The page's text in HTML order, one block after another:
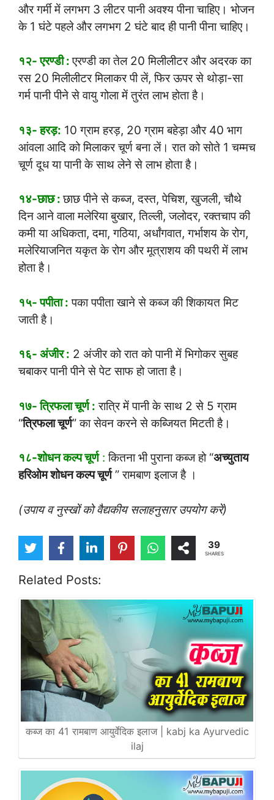
और गर्मी में लगभग 3 लीटर पानी अवश्य पीना चाहिए। भोजन
के 1 घंटे पहले और लगभग 2 घंटे बाद ही पानी पीना चाहिए।
१२- एरण्डी : एरण्डी का तेल 20 मिलीलीटर और अदरक का
रस 20 मिलीलीटर मिलाकर पी लें, फिर ऊपर से थोड़ा-सा
गर्म पानी पीने से वायु गोला में तुरंत लाभ होता है।
१३- हरड़: 10 ग्राम हरड़, 20 ग्राम बहेड़ा और 40 भाग
आंवला आदि को मिलाकर चूर्ण बना लें। रात को सोते 1 चम्मच
चूर्ण दूध या पानी के साथ लेने से लाभ होता है।
१४-छाछ : छाछ पीने से कब्ज, दस्त, पेचिश, खुजली, चौथे
दिन आने वाला मलेरिया बुखार, तिल्ली, जलोदर, रक्तचाप की
कमी या अधिकता, दमा, गठिया, अर्धांगवात, गर्भाशय के रोग,
मलेरियाजनित यकृत के रोग और मूत्राशय की पथरी में लाभ
होता है।
१५- पपीता : पका पपीता खाने से कब्ज की शिकायत मिट
जाती है।
१६- अंजीर : 2 अंजीर को रात को पानी में भिगोकर सुबह
चबाकर पानी पीने से पेट साफ हो जाता है।
१७- त्रिफला चूर्ण : रात्रि में पानी के साथ 2 से 5 ग्राम
“त्रिफला चूर्ण” का सेवन करने से कब्जियत मिटती है।
१८-शोधन कल्प चूर्ण: कितना भी पुराना कब्ज हो “अच्युताय
हरिओम शोधन कल्प चूर्ण” रामबाण इलाज है ।
(उपाय व नुस्खों को वैद्यकीय सलाहनुसार उपयोग करें)
39
SHARES
Related Posts:
कब्ज का 41 रामबाण आयुर्वेदिक इलाज | kabj ka Ayurvedic
ilaj